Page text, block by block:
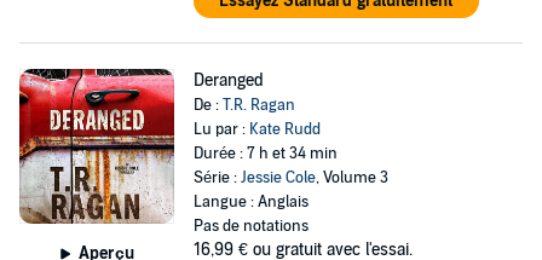
Aperçu
Deranged
De :T.R. Ragan
Lu par : Kate Rudd
Durée : 7 h et 34 min
Série :Jessie Cole, Volume 3
Langue : Anglais
Pas de notations
16,99 € ou gratuit avec l'essai.